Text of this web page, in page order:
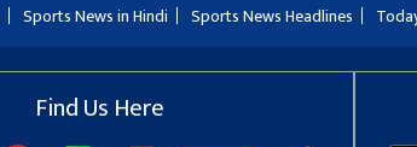
Sports News in Hindi Sports News Headlines
Find Us Here